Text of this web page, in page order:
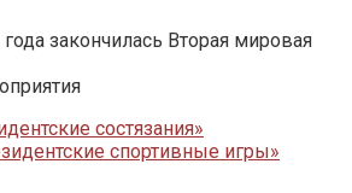
закончилась Вторая мировая
состязания»
спортивные игры»